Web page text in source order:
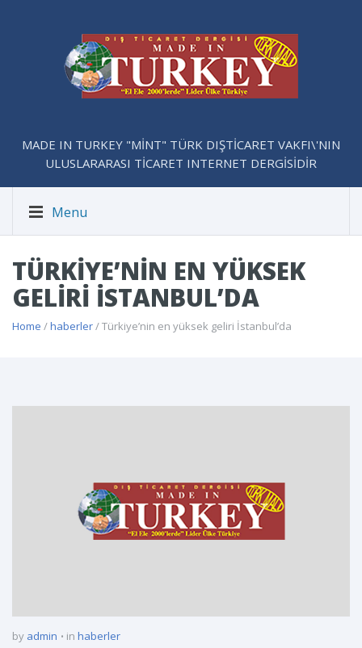
MADE IN TURKEY "MİNT" TÜRK DIŞTİCARET VAKFI\'NIN
ULUSLARARASI TİCARET INTERNET DERGİSİDİR
Menu
TÜRKIYE’NIN EN YÜKSEK
GELIRI İSTANBUL’DA
Home /haberler/ Türkiye’nin en yüksek geliri İstanbul’da
by admin in haberler